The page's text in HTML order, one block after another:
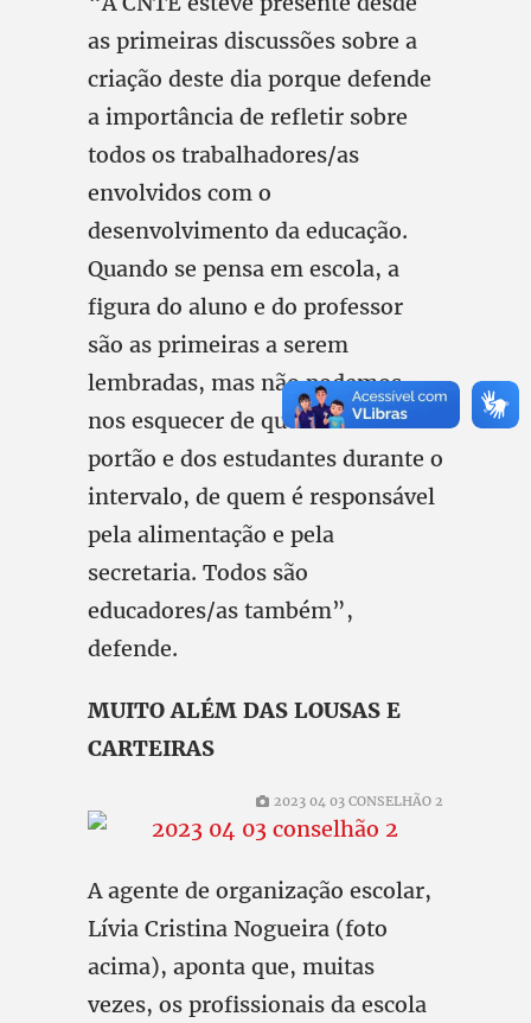
as primeiras discussões sobre a
criação deste dia porque defende
a importância de refletir sobre
todos os trabalhadores/as
envolvidos com o
desenvolvimento da educação.
Quando se pensa em escola, a
figura do aluno e do professor
são as primeiras a serem
lembradas, mas não podemos
nos esquecer de quem cuida do
portão e dos estudantes durante o
intervalo, de quem é responsável
pela alimentação e pela
secretaria. Todos são
educadores/as também”,
defende.
MUITO ALÉM DAS LOUSAS E
CARTEIRAS
2023 04 03 CONSELHÃO 2
A agente de organização escolar,
Lívia Cristina Nogueira (foto
acima), aponta que, muitas
vezes, os profissionais da escola